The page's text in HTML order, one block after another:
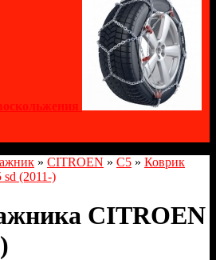
» CITROEN » C5 » Коврик
(2011-)
CITROEN